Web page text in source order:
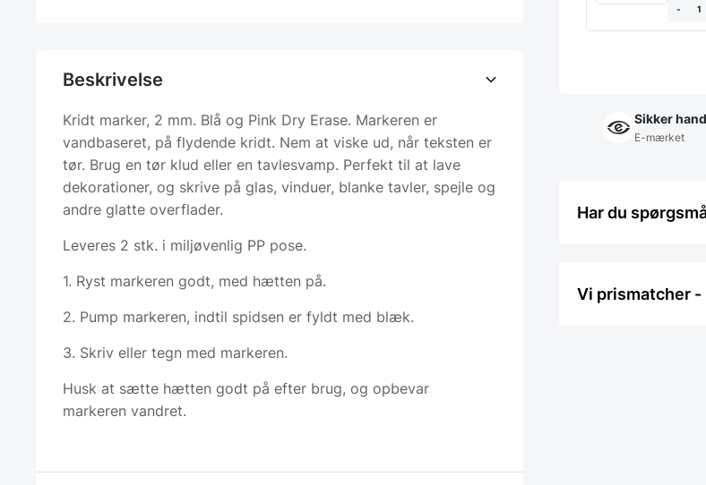
Beskrivelse
Kridt marker, 2 mm. Blå og Pink Dry Erase. Markeren er
vandbaseret, på flydende kridt. Nem at viske ud, når teksten er
tør. Brug en tør klud eller en tavlesvamp. Perfekt til at lave
dekorationer, og skrive på glas, vinduer, blanke tavler, spejle og
andre glatte overflader.
Leveres 2 stk. i miljøvenlig PP pose.
1. Ryst markeren godt, med hætten på.
2. Pump markeren, indtil spidsen er fyldt med blæk.
3. Skriv eller tegn med markeren.
Husk at sætte hætten godt på efter brug, og opbevar
markeren vandret.
-
Sikker
E-mærket
Har du
Vi prismatcher -